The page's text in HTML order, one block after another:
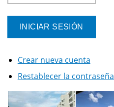
Crear nueva cuenta
Restablecer la contraseña